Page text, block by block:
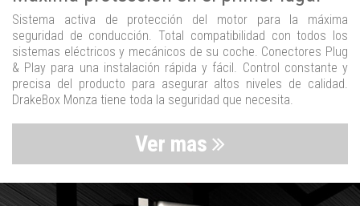
Sistema activa de protección del motor para la máxima
seguridad de conducción. Total compatibilidad con todos los
sistemas eléctricos y mecánicos de su coche. Conectores Plug
& Play para una instalación rápida y fácil. Control constante y
precisa del producto para asegurar altos niveles de calidad.
DrakeBox Monza tiene toda la seguridad que necesita.
Ver mas